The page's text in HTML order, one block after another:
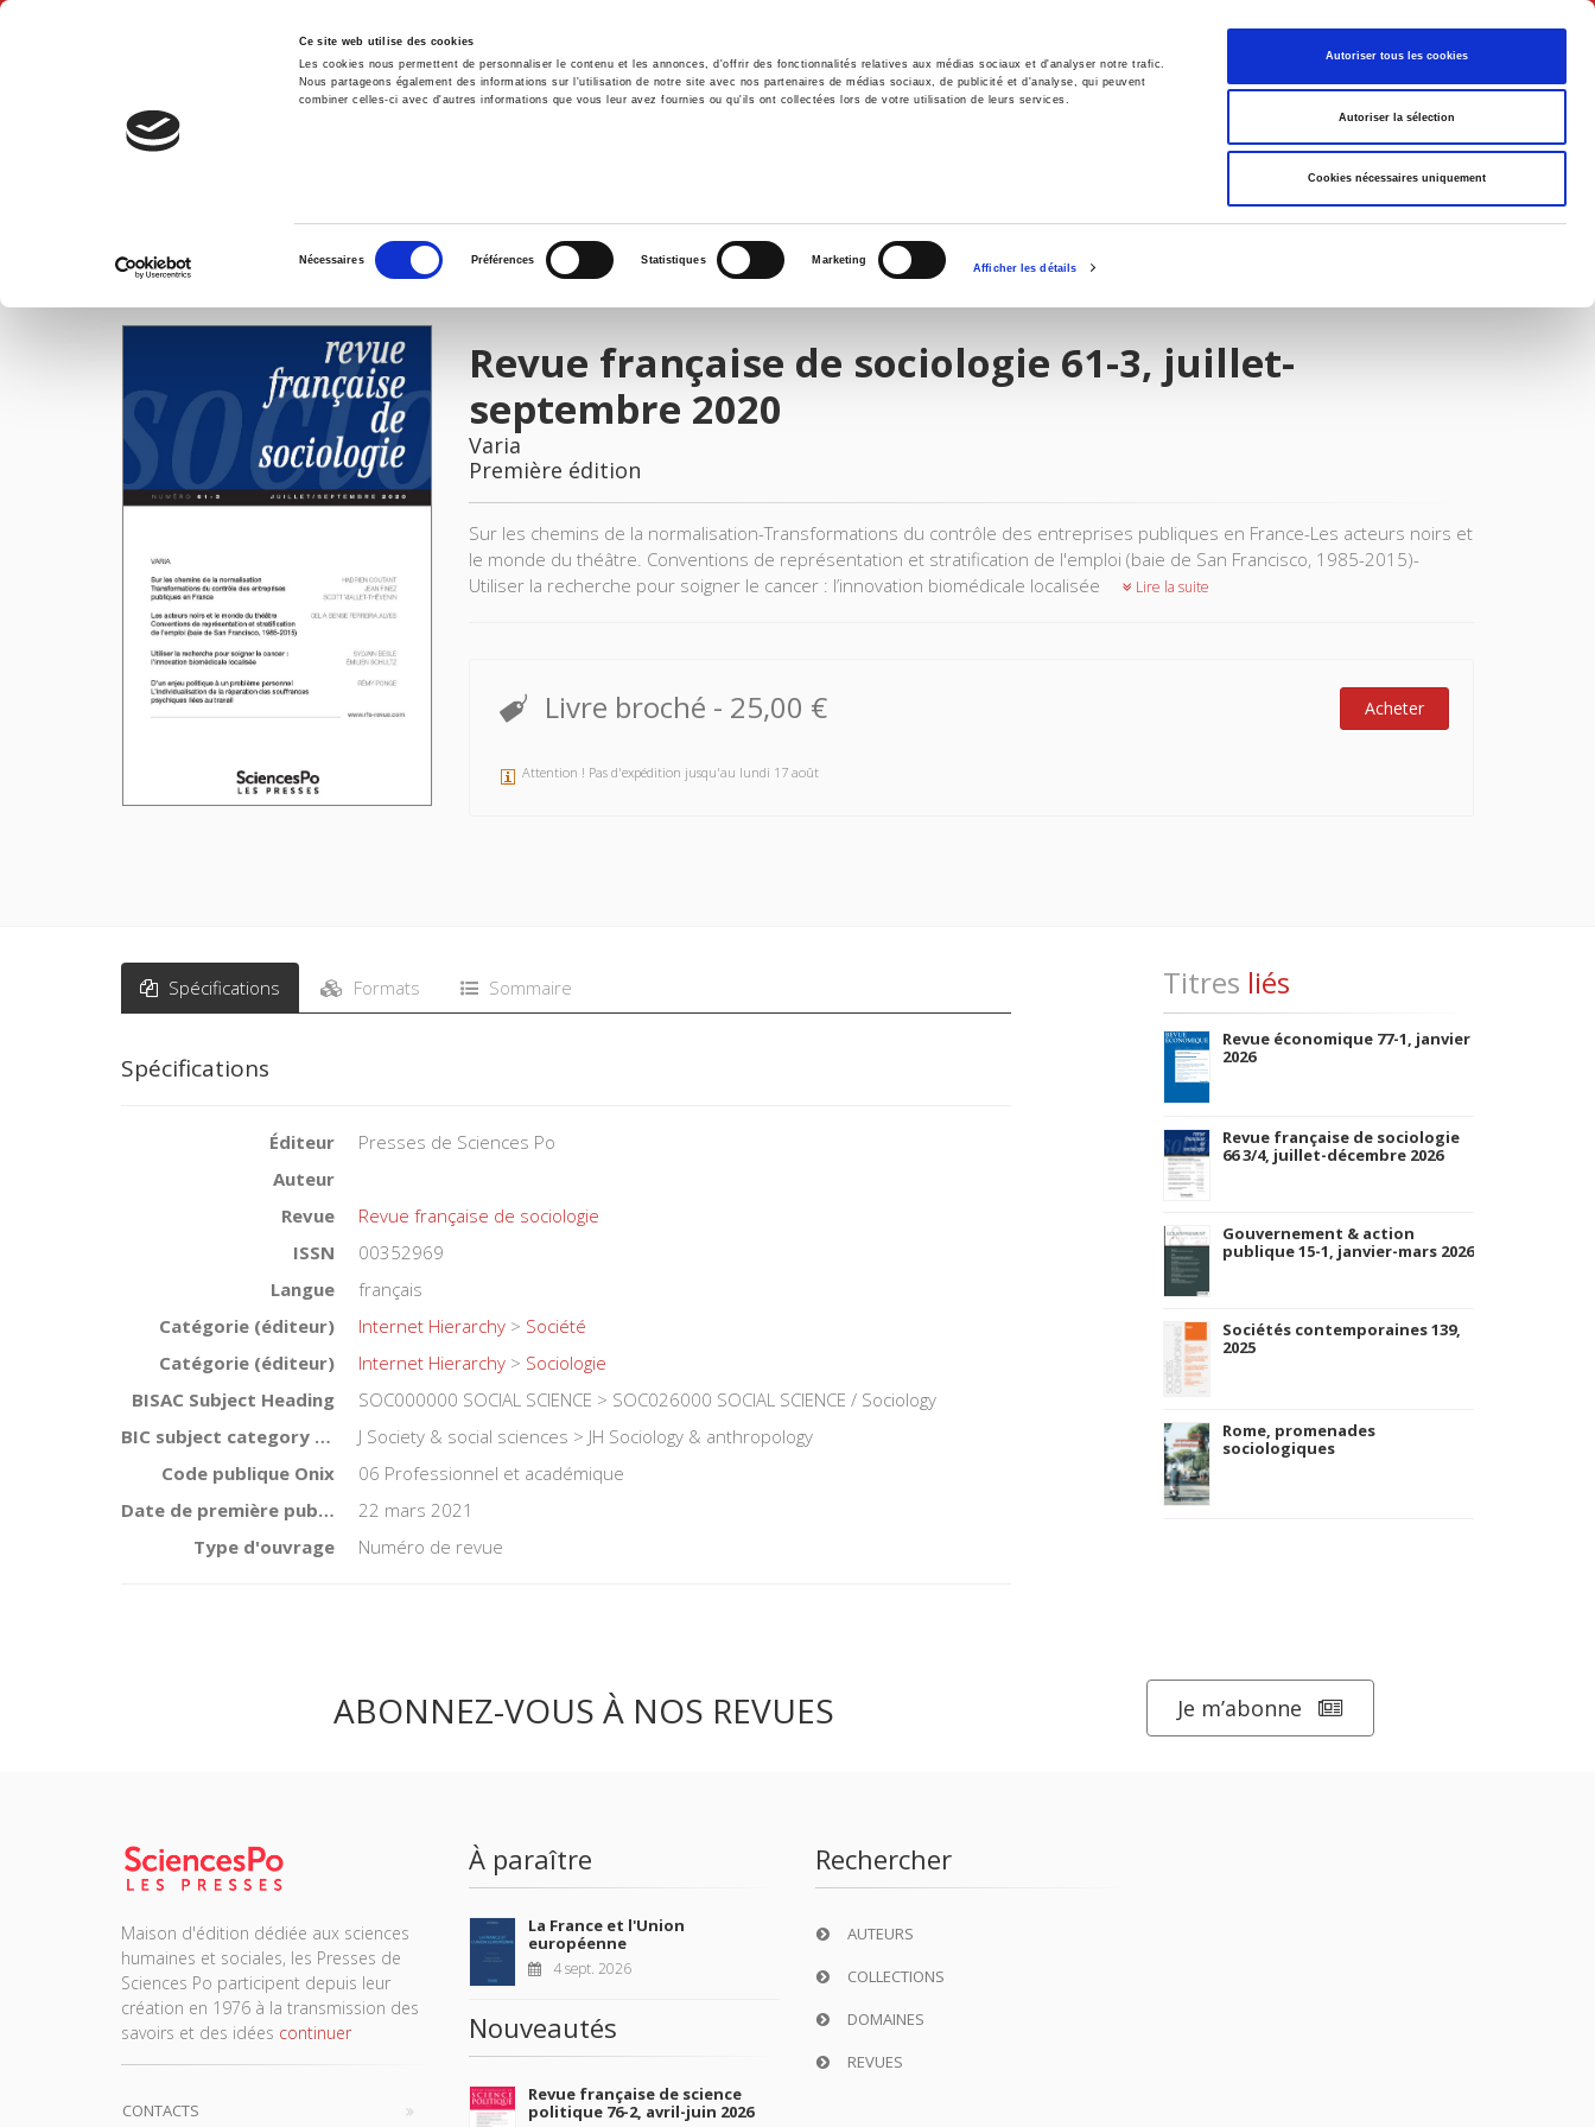
Ce site web utilise des cookies
Les cookies nous permettent de personnaliser le contenu et les annonces, d'offrir des fonctionnalités relatives aux médias sociaux et d'analyser notre trafic.
Nous partageons également des informations sur l'utilisation de notre site avec nos partenaires de médias sociaux, de publicité et d'analyse, qui peuvent
combiner celles-ci avec d'autres informations que vous leur avez fournies ou qu'ils ont collectées lors de votre utilisation de leurs services.
consentement
Nécessaires Préférences Statistiques Marketing
Afficher les détails
Autoriser tous les cookies
Autoriser la sélection
Cookies nécessaires uniquement
Français
Accueil Environnement Histoire International
IMAGES
Revue française de sociologie 61-3, juillet-
septembre 2020
Varia
Première édition
Sur les chemins de la normalisation-Transformations du contrôle des entreprises publiques en France-Les acteurs noirs et
le monde du théâtre. Conventions de représentation et stratification de l'emploi (baie de San Francisco, 1985-2015)-
Utiliser la recherche pour soigner le cancer : l’innovation biomédicale localisée
Lire la suite
Livre broché - 25,00 € Acheter
Attention ! Pas d'expédition jusqu'au lundi 17 août
Spécifications Formats Sommaire
Spécifications
Éditeur
Presses de Sciences Po
Auteur
Revue
Revue française de sociologie
ISSN
00352969
Langue
français
Catégorie (éditeur)
Internet Hierarchy > Société
Catégorie (éditeur)
Internet Hierarchy > Sociologie
BISAC Subject Heading
SOC000000 SOCIAL SCIENCE > SOC026000 SOCIAL SCIENCE / Sociology
BIC subject category (UK)
J Society & social sciences > JH Sociology & anthropology
Code publique Onix
06 Professionnel et académique
Date de première publication du titre
22 mars 2021
Type d'ouvrage
Numéro de revue
Titres liés
Revue économique 77-1, janvier
2026
Revue française de sociologie
66 3/4, juillet-décembre 2026
Gouvernement & action
publique 15-1, janvier-mars 2026
Sociétés contemporaines 139,
2025
Rome, promenades
sociologiques
ABONNEZ-VOUS À NOS REVUES Je m’abonne
Maison d'édition dédiée aux sciences
humaines et sociales, les Presses de
Sciences Po participent depuis leur
création en 1976 à la transmission des
savoirs et des idées continuer
CONTACTS
À paraître
La France et l'Union
européenne
4 sept. 2026
Nouveautés
Revue française de science
politique 76-2, avril-juin 2026
Rechercher
AUTEURS
COLLECTIONS
DOMAINES
REVUES